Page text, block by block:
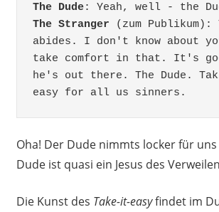
The Dude
The Stranger (zum Publikum):
abides. I don't know about
take comfort in that. It's
he's out there. The Dude.
Oha! Der Dude nimmts locker für
Dude ist quasi ein Jesus des
Die Kunst des Take-it-easyfindet im